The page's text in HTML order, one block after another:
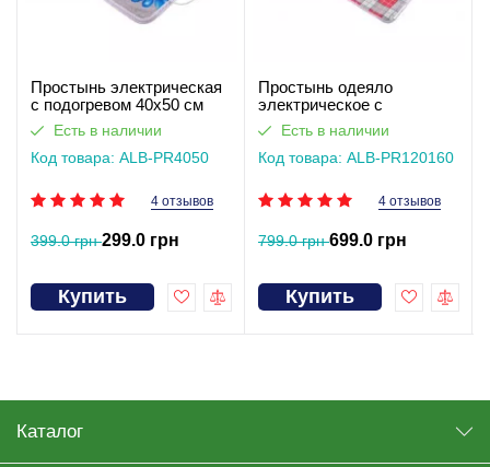
Простынь электрическая
с подогревом 40х50 см
Есть в наличии
Код товара: ALB-PR4050
4 отзывов
399.0 грн299.0 грн
Купить
Простынь одеяло
электрическое с
подогревом 120х160 см
Есть в наличии
Код товара: ALB-PR120160
4 отзывов
799.0 грн699.0 грн
Купить
Каталог